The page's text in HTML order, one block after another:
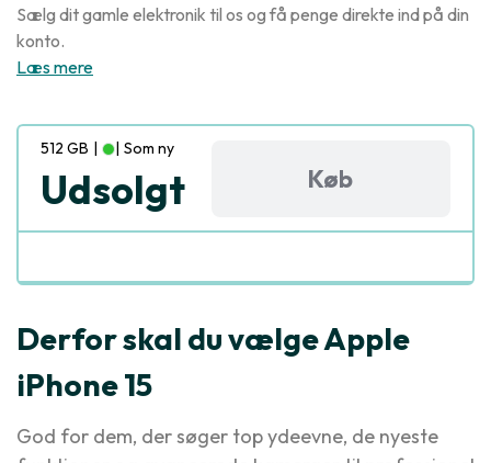
Sælg dit gamle elektronik til os og få penge direkte ind på din
konto.
Læs mere
512 GB | | Som ny
Udsolgt Køb
Derfor skal du vælge Apple
iPhone 15
God for dem, der søger top ydeevne, de nyeste